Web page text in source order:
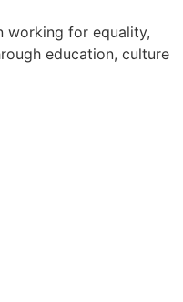
working for equality,
education, culture